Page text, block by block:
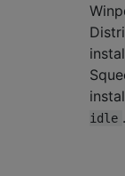
idle .